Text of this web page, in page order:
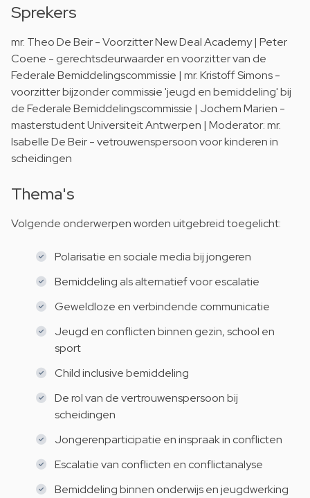
Sprekers
mr. Theo De Beir - Voorzitter New Deal Academy | Peter
Coene - gerechtsdeurwaarder en voorzitter van de
Federale Bemiddelingscommissie | mr. Kristoff Simons -
voorzitter bijzonder commissie 'jeugd en bemiddeling' bij
de Federale Bemiddelingscommissie | Jochem Marien -
masterstudent Universiteit Antwerpen | Moderator: mr.
Isabelle De Beir - vetrouwenspersoon voor kinderen in
scheidingen
Thema's
Volgende onderwerpen worden uitgebreid toegelicht:
Polarisatie en sociale media bij jongeren
Bemiddeling als alternatief voor escalatie
Geweldloze en verbindende communicatie
Jeugd en conflicten binnen gezin, school en
sport
Child inclusive bemiddeling
De rol van de vertrouwenspersoon bij
scheidingen
Jongerenparticipatie en inspraak in conflicten
Escalatie van conflicten en conflictanalyse
Bemiddeling binnen onderwijs en jeugdwerking